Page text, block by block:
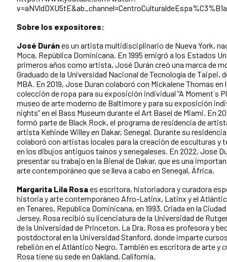
Sobre los expositores:
José Duránes un artista multidisciplinario de Nueva York,
Moca, República Dominicana. En 1995 emigró a los Estados
primeros años como artista, José Durán creó una marca de
Graduado de la Universidad Nacional de Tecnología de Taipei,
MBA. En 2019, Jose Duran colaboró con Mickalene Thomas en
colección de ropa para su exposición individual “A Moment´s
museo de arte moderno de Baltimore y para su exposición
nights” en el Bass Museum durante el Art Basel de Miami. En
formó parte de Black Rock, el programa de residencia de
artista Kehinde Willey en Dakar, Senegal. Durante su
colaboró con artistas locales para la creación de esculturas y
en los dibujos antiguos taínos y senegaleses. En 2022, Jose
presentar su trabajo en la Bienal de Dakar, que es una
arte contemporáneo que se lleva a cabo en Senegal, África.
Margarita Lila Rosaes escritora, historiadora y curadora
historia y arte contemporáneo Afro-Latinx, Latinx y el
en Tenares, República Dominicana, en 1993. Criada en la
Jersey, Rosa recibió su licenciatura de la Universidad de
de la Universidad de Princeton. La Dra. Rosa es profesora y
postdoctoral en la Universidad Stanford, donde imparte
rebelión en el Atlántico Negro. También es escritora de arte y
Rosa tiene su sede en Oakland, California.